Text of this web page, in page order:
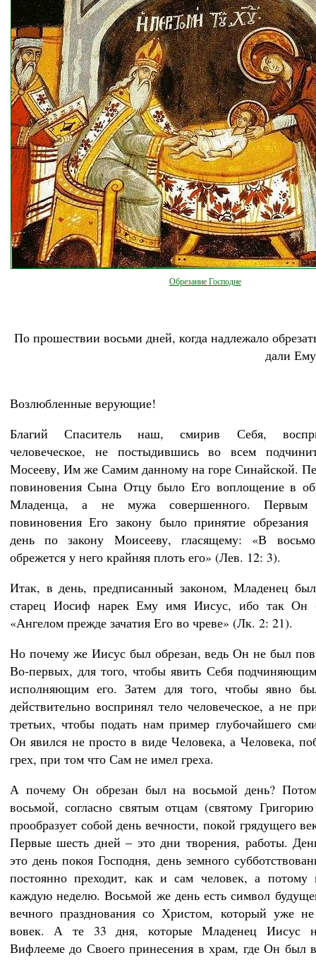
Обрезание Господне
По прошествии восьми дней, когда надлежало
дали
Возлюбленные верующие!
Благий Спаситель наш, смирив Себя,
человеческое, не постыдившись во всем
Мосееву, Им же Самим данному на горе Синайской.
повиновения Сына Отцу было Его воплощение в
Младенца, а не мужа совершенного.
повиновения Его закону было принятие
день по закону Моисееву, гласящему: «В
обрежется у него крайняя плоть его» (Лев. 12: 3).
Итак, в день, предписанный законом, Младенец
старец Иосиф нарек Ему имя Иисус, ибо так Он
«Ангелом прежде зачатия Его во чреве» (Лк. 2: 21).
Но почему же Иисус был обрезан, ведь Он не был
Во-первых, для того, чтобы явить Себя
исполняющим его. Затем для того, чтобы явно
действительно воспринял тело человеческое, а не
третьих, чтобы подать нам пример глубочайшего
Он явился не просто в виде Человека, а Человека,
грех, при том что Сам не имел греха.
А почему Он обрезан был на восьмой день?
восьмой, согласно святым отцам (святому
прообразует собой день вечности, покой грядущего
Первые шесть дней – это дни творения, работы.
это день покоя Господня, день земного
постоянно преходит, как и сам человек, а потому
каждую неделю. Восьмой же день есть символ
вечного празднования со Христом, который уже не
вовек. А те 33 дня, которые Младенец Иисус
Вифлееме до Своего принесения в храм, где Он был